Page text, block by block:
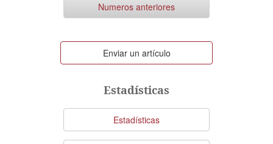
Numeros anteriores
Enviar
un
artículo
Enviar un artículo
Estadísticas
Estadísticas